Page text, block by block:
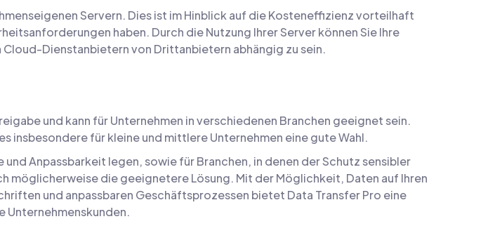
Servern. Dies ist im Hinblick auf die Kosteneffizienz vorteilhaft
haben. Durch die Nutzung Ihrer Server können Sie Ihre
Dienstanbietern von Drittanbietern abhängig zu sein.
und kann für Unternehmen in verschiedenen Branchen geeignet sein.
für kleine und mittlere Unternehmen eine gute Wahl.
Anpassbarkeit legen, sowie für Branchen, in denen der Schutz sensibler
möglicherweise die geeignetere Lösung. Mit der Möglichkeit, Daten auf Ihren
und anpassbaren Geschäftsprozessen bietet Data Transfer Pro eine
Unternehmenskunden.